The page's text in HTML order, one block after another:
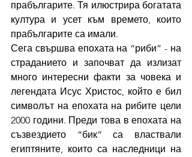
прабългарите. Тя илюстрира богатата
култура и усет към времето, които
прабългарите са имали.
Сега свършва епохата на “риби” - на
страданието и започват да излизат
много интересни факти за човека и
легендата Исус Христос, който е бил
символът на епохата на рибите цели
2000 години. Преди това в епохата на
съзвездието “бик” са властвали
египтяните, които са наследници на